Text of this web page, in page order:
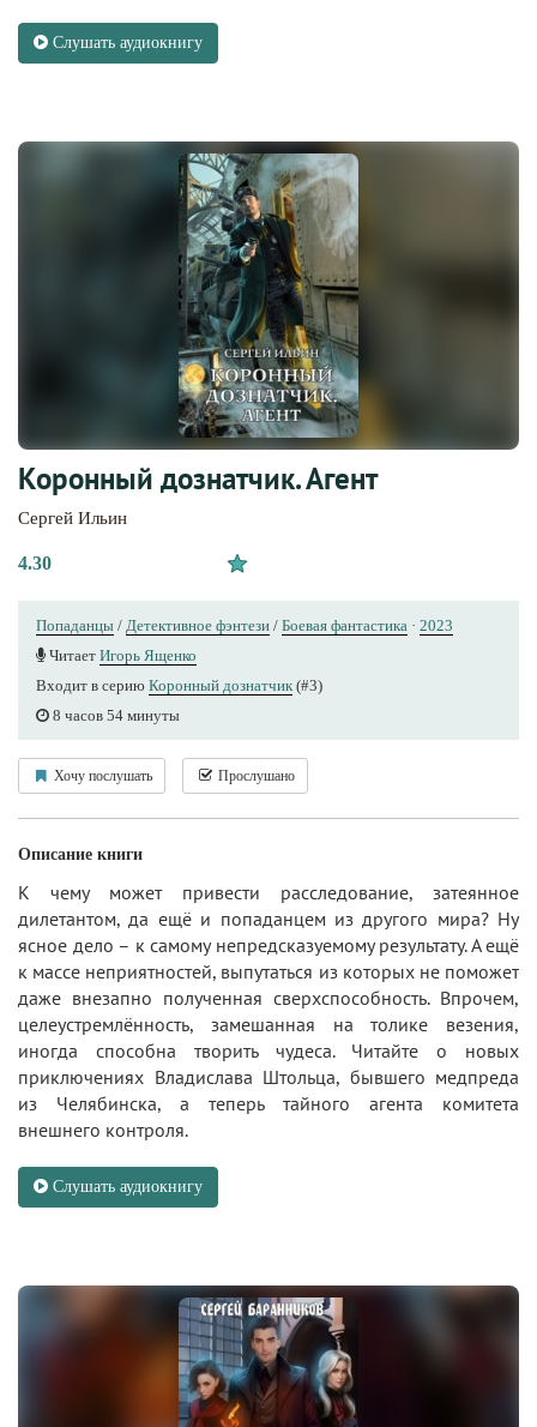
Слушать аудиокнигу
Коронный дознатчик. Агент
Сергей Ильин
4.30
Попаданцы / Детективное фэнтези / Боевая фантастика · 2023
Читает Игорь Ященко
Входит в серию Коронный дознатчик (#3)
8 часов 54 минуты
Хочу послушать Прослушано
Описание книги
К чему может привести расследование, затеянное
дилетантом, да ещё и попаданцем из другого мира? Ну
ясное дело – к самому непредсказуемому результату. А ещё
к массе неприятностей, выпутаться из которых не поможет
даже внезапно полученная сверхспособность. Впрочем,
целеустремлённость, замешанная на толике везения,
иногда способна творить чудеса. Читайте о новых
приключениях Владислава Штольца, бывшего медпреда
из Челябинска, а теперь тайного агента комитета
внешнего контроля.
Слушать аудиокнигу